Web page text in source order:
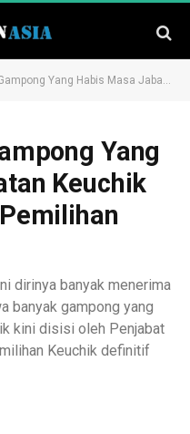
Habis Masa Jabatan Keuchik Segera Lakukan Pemilihan Baru
Yang
Keuchik
dirinya banyak menerima
banyak gampong yang
kini disisi oleh Penjabat
Keuchik definitif